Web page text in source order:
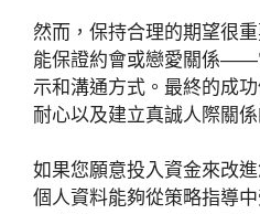
然而，保持合理的期望很
能保證約會或戀愛關係——
示和溝通方式。最終的成
耐心以及建立真誠人際關
如果您願意投入資金來改
個人資料能夠從策略指導